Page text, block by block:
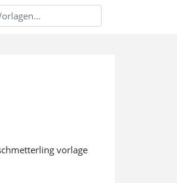
vorlage